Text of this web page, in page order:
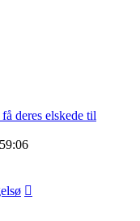
deres elskede til